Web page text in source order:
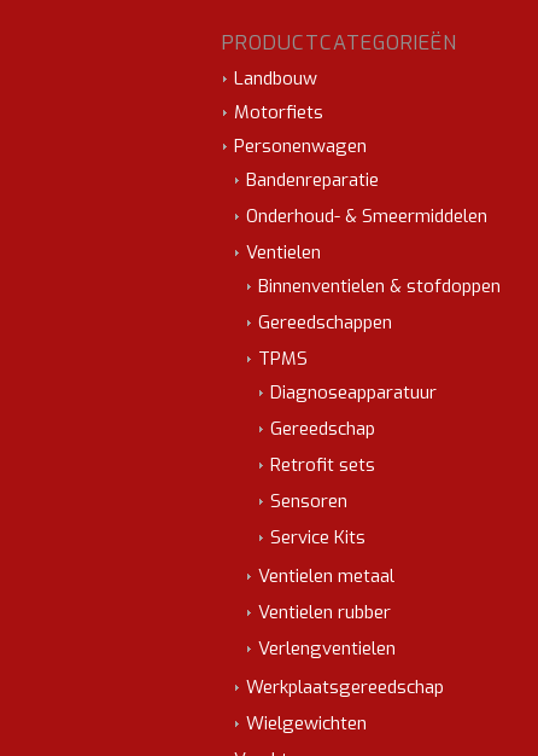
PRODUCTCATEGORIEËN
Landbouw
Motorfiets
Personenwagen
Bandenreparatie
Onderhoud- & Smeermiddelen
Ventielen
Binnenventielen & stofdoppen
Gereedschappen
TPMS
Diagnoseapparatuur
Gereedschap
Retrofit sets
Sensoren
Service Kits
Ventielen metaal
Ventielen rubber
Verlengventielen
Werkplaatsgereedschap
Wielgewichten